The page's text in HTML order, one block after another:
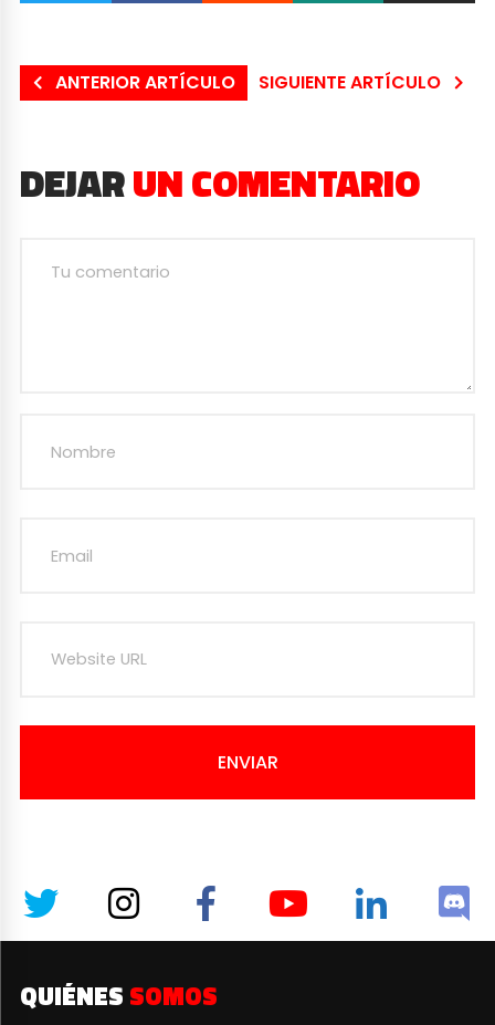
ANTERIOR ARTÍCULO SIGUIENTE ARTÍCULO
DEJARUN COMENTARIO
ENVIAR
QUIÉNES SOMOS